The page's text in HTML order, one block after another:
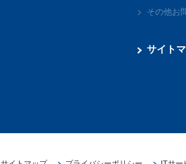
その他お
サイト